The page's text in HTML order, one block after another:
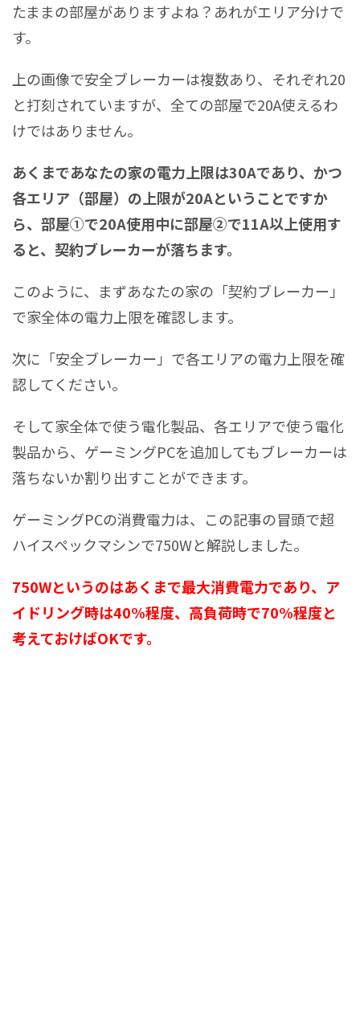
たままの部屋がありますよね？あれがエリア分けで
す。
上の画像で安全ブレーカーは複数あり、それぞれ20
と打刻されていますが、全ての部屋で20A使えるわ
けではありません。
あくまであなたの家の電力上限は30Aであり、かつ
各エリア（部屋）の上限が20Aということですか
ら、部屋①で20A使用中に部屋②で11A以上使用す
ると、契約ブレーカーが落ちます。
このように、まずあなたの家の「契約ブレーカー」
で家全体の電力上限を確認します。
次に「安全ブレーカー」で各エリアの電力上限を確
認してください。
そして家全体で使う電化製品、各エリアで使う電化
製品から、ゲーミングPCを追加してもブレーカーは
落ちないか割り出すことができます。
ゲーミングPCの消費電力は、この記事の冒頭で超
ハイスペックマシンで750Wと解説しました。
750Wというのはあくまで最大消費電力であり、ア
イドリング時は40%程度、高負荷時で70%程度と
考えておけばOKです。